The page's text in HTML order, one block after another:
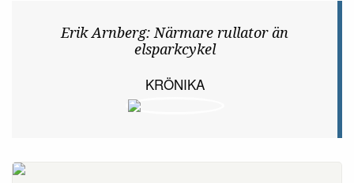
Erik Arnberg: Närmare rullator än
elsparkcykel
KRÖNIKA